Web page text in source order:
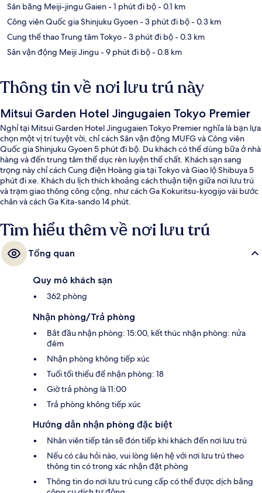
Sân băng Meiji-jingu Gaien- 1 phút đi bộ- 0.1 km
Công viên Quốc gia Shinjuku Gyoen- 3 phút đi bộ- 0.3 km
Cung thể thao Trung tâm Tokyo- 3 phút đi bộ- 0.3 km
Sân vận động Meiji Jingu- 9 phút đi bộ- 0.8 km
Thông tin về nơi lưu trú này
Mitsui Garden Hotel Jingugaien Tokyo Premier
Nghỉ tại Mitsui Garden Hotel Jingugaien Tokyo Premier nghĩa là bạn lựa
chọn một vị trí tuyệt vời, chỉ cách Sân vận động MUFG và Công viên
Quốc gia Shinjuku Gyoen 5 phút đi bộ. Du khách có thể dùng bữa ở nhà
hàng và đến trung tâm thể dục rèn luyện thể chất. Khách sạn sang
trọng này chỉ cách Cung điện Hoàng gia tại Tokyo và Giao lộ Shibuya 5
phút đi xe. Khách du lịch thích khoảng cách thuận tiện giữa nơi lưu trú
và trạm giao thông công cộng, như cách Ga Kokuritsu-kyogijo vài bước
chân và cách Ga Kita-sando 14 phút.
Tìm hiểu thêm về nơi lưu trú
Tổng quan
Quy mô khách sạn
362 phòng
Nhận phòng/Trả phòng
Bắt đầu nhận phòng: 15:00, kết thúc nhận phòng: nửa
đêm
Nhận phòng không tiếp xúc
Tuổi tối thiểu để nhận phòng: 18
Giờ trả phòng là 11:00
Trả phòng không tiếp xúc
Hướng dẫn nhận phòng đặc biệt
Nhân viên tiếp tân sẽ đón tiếp khi khách đến nơi lưu trú
Nếu có câu hỏi nào, vui lòng liên hệ với nơi lưu trú theo
thông tin có trong xác nhận đặt phòng
Thông tin do nơi lưu trú cung cấp có thể được dịch bằng